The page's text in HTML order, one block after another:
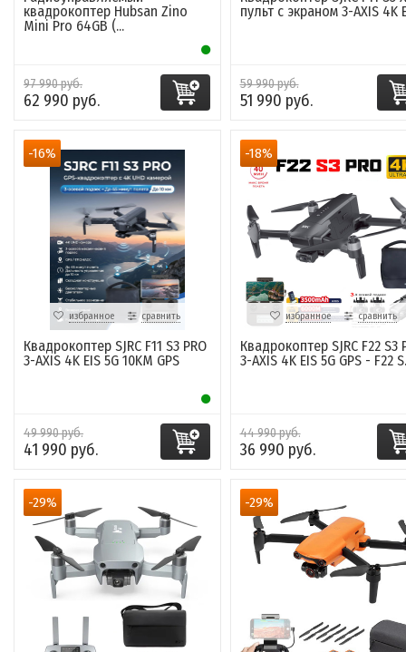
квадрокоптер Hubsan Zino
Mini Pro 64GB (...
97 990 руб.
62 990 руб.
пульт с экраном 3-AXIS 4K
59 990 руб.
51 990 руб.
-16%
избранное сравнить
Квадрокоптер SJRC F11 S3 PRO
3-AXIS 4K EIS 5G 10KM GPS
49 990 руб.
41 990 руб.
-18%
избранное сравнить
Квадрокоптер SJRC F22 S3
3-AXIS 4K EIS 5G GPS - F22
44 990 руб.
36 990 руб.
-29% -29%